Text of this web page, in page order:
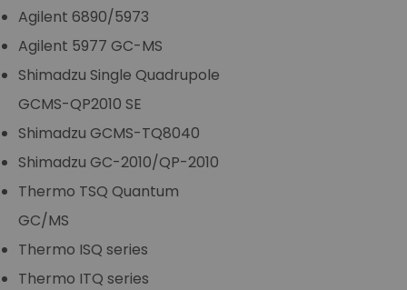
Agilent 6890/5973
Agilent 5977 GC-MS
Shimadzu Single Quadrupole
GCMS-QP2010 SE
Shimadzu GCMS-TQ8040
Shimadzu GC-2010/QP-2010
Thermo TSQ Quantum
GC/MS
Thermo ISQ series
Thermo ITQ series